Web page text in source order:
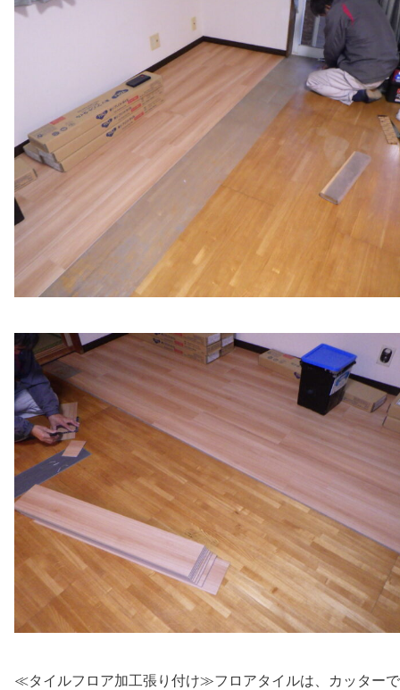
≪タイルフロア加工張り付け≫フロアタイルは、カッター